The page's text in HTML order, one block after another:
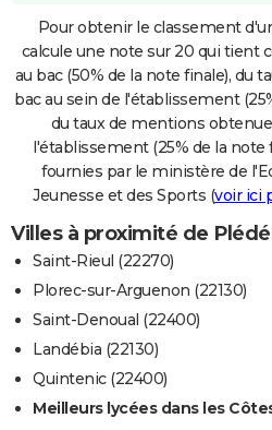
Pour obtenir le classement
calcule une note sur 20 qui tient
au bac (50% de la note finale), du
bac au sein de l'établissement
du taux de mentions
l'établissement (25% de la note
fournies par le ministère de
Jeunesse et des Sports (voir ici
Villes à proximité de
Saint-Rieul (22270)
Plorec-sur-Arguenon (22130)
Saint-Denoual (22400)
Landébia (22130)
Quintenic (22400)
Meilleurs lycées dans les